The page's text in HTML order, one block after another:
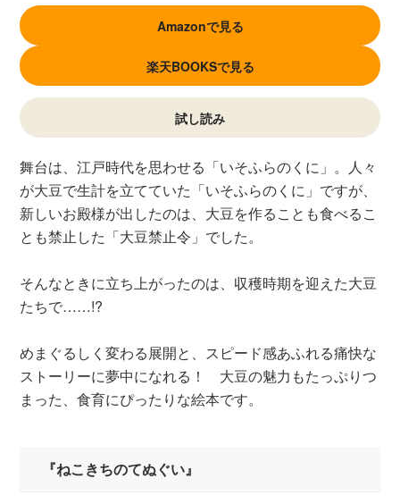
Amazonで見る
楽天BOOKSで見る
試し読み
舞台は、江戸時代を思わせる「いそふらのくに」。人々
が大豆で生計を立てていた「いそふらのくに」ですが、
新しいお殿様が出したのは、大豆を作ることも食べるこ
とも禁止した「大豆禁止令」でした。
そんなときに立ち上がったのは、収穫時期を迎えた大豆
たちで……!?
めまぐるしく変わる展開と、スピード感あふれる痛快な
ストーリーに夢中になれる！ 大豆の魅力もたっぷりつ
まった、食育にぴったりな絵本です。
『ねこきちのてぬぐい』